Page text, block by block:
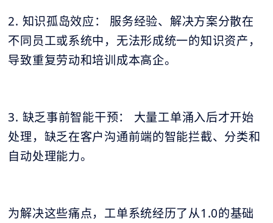
2. 知识孤岛效应： 服务经验、解决方案分散在
不同员工或系统中，无法形成统一的知识资产，
导致重复劳动和培训成本高企。
3. 缺乏事前智能干预： 大量工单涌入后才开始
处理，缺乏在客户沟通前端的智能拦截、分类和
自动处理能力。
为解决这些痛点，工单系统经历了从1.0的基础